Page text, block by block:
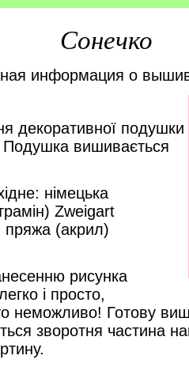
Сонечко
информация о
декоративної подушки
вишивається
німецька
Zweigart
(акрил)
рисунка
і просто,
неможливо! Готову
зворотня частина